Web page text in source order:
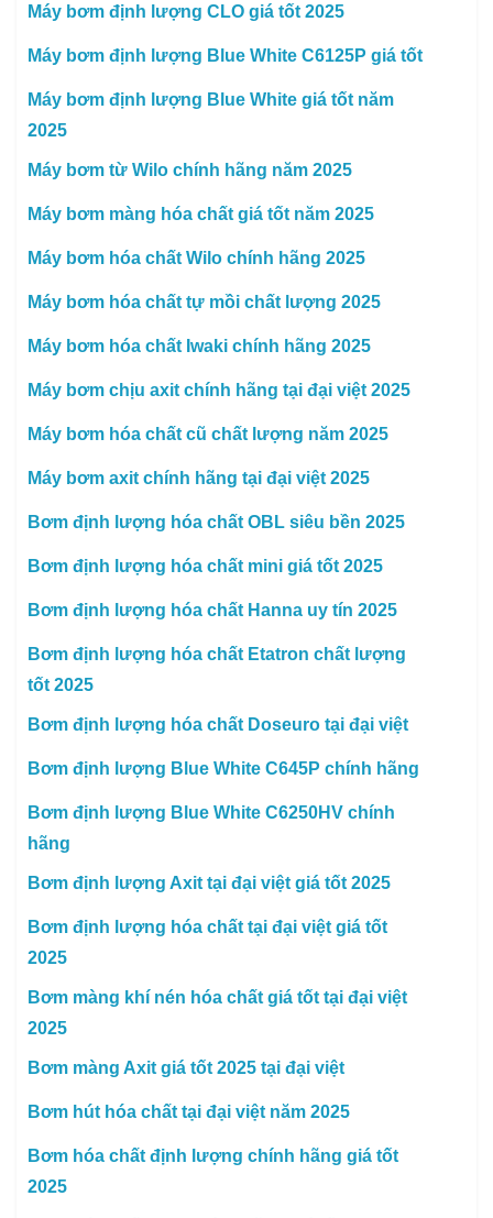
Máy bơm định lượng CLO giá tốt 2025
Máy bơm định lượng Blue White C6125P giá tốt
Máy bơm định lượng Blue White giá tốt năm
2025
Máy bơm từ Wilo chính hãng năm 2025
Máy bơm màng hóa chất giá tốt năm 2025
Máy bơm hóa chất Wilo chính hãng 2025
Máy bơm hóa chất tự mồi chất lượng 2025
Máy bơm hóa chất Iwaki chính hãng 2025
Máy bơm chịu axit chính hãng tại đại việt 2025
Máy bơm hóa chất cũ chất lượng năm 2025
Máy bơm axit chính hãng tại đại việt 2025
Bơm định lượng hóa chất OBL siêu bền 2025
Bơm định lượng hóa chất mini giá tốt 2025
Bơm định lượng hóa chất Hanna uy tín 2025
Bơm định lượng hóa chất Etatron chất lượng
tốt 2025
Bơm định lượng hóa chất Doseuro tại đại việt
Bơm định lượng Blue White C645P chính hãng
Bơm định lượng Blue White C6250HV chính
hãng
Bơm định lượng Axit tại đại việt giá tốt 2025
Bơm định lượng hóa chất tại đại việt giá tốt
2025
Bơm màng khí nén hóa chất giá tốt tại đại việt
2025
Bơm màng Axit giá tốt 2025 tại đại việt
Bơm hút hóa chất tại đại việt năm 2025
Bơm hóa chất định lượng chính hãng giá tốt
2025